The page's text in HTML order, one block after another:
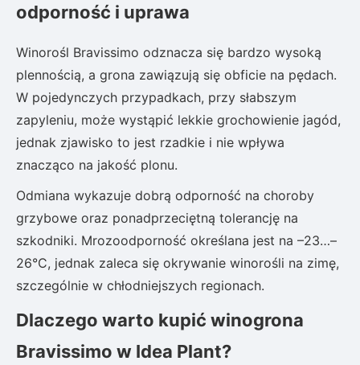
odporność i uprawa
Winorośl Bravissimo odznacza się bardzo wysoką
plennością, a grona zawiązują się obficie na pędach.
W pojedynczych przypadkach, przy słabszym
zapyleniu, może wystąpić lekkie grochowienie jagód,
jednak zjawisko to jest rzadkie i nie wpływa
znacząco na jakość plonu.
Odmiana wykazuje dobrą odporność na choroby
grzybowe oraz ponadprzeciętną tolerancję na
szkodniki. Mrozoodporność określana jest na –23…–
26°C, jednak zaleca się okrywanie winorośli na zimę,
szczególnie w chłodniejszych regionach.
Dlaczego warto kupić winogrona
Bravissimo w Idea Plant?